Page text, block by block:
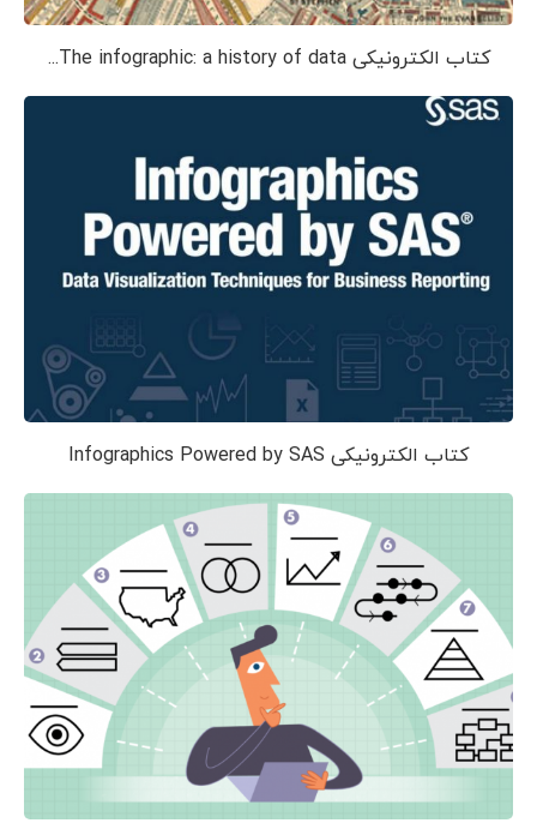
کتاب الکترونیکی The infographic: a history of data...
کتاب الکترونیکی Infographics Powered by SAS